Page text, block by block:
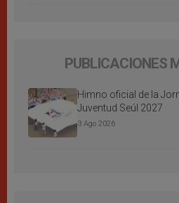
PUBLICACIONES
Himno oficial de la
Juventud Seúl 2027
3 Ago 2026